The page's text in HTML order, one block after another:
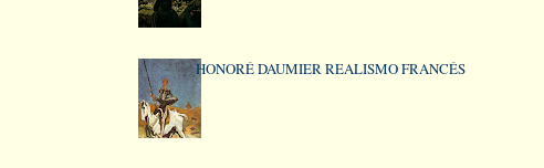
HONORÉ DAUMIER REALISMO FRANCÉS